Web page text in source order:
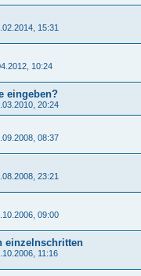
15:31
10:24
eingeben?
20:24
08:37
23:21
09:00
einzelnschritten
11:16